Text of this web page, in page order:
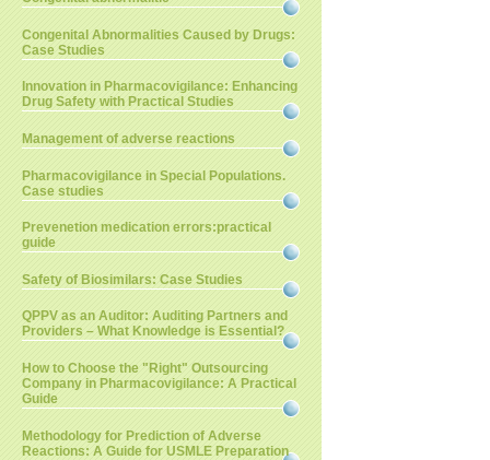
Congenital Abnormalities Caused by Drugs:
Case Studies
Innovation in Pharmacovigilance: Enhancing
Drug Safety with Practical Studies
Management of adverse reactions
Pharmacovigilance in Special Populations.
Case studies
Prevenetion medication errors:practical
guide
Safety of Biosimilars: Case Studies
QPPV as an Auditor: Auditing Partners and
Providers – What Knowledge is Essential?
How to Choose the "Right" Outsourcing
Company in Pharmacovigilance: A Practical
Guide
Methodology for Prediction of Adverse
Reactions: A Guide for USMLE Preparation